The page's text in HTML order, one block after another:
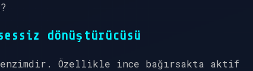
dönüştürücüsü
enzimdir. Özellikle ince bağırsakta aktif